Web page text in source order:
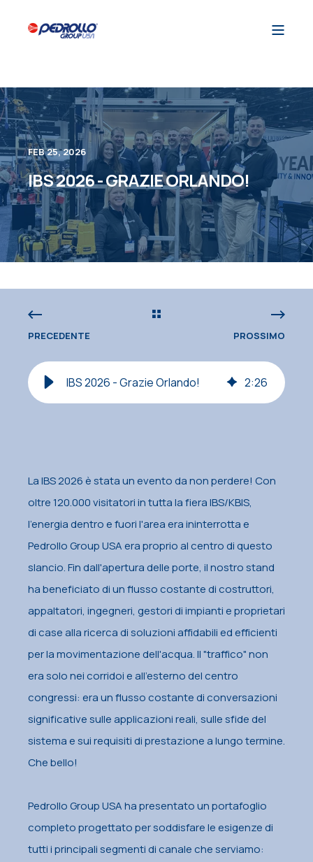
FEB 25, 2026
IBS 2026 - GRAZIE ORLANDO!
PRECEDENTE PROSSIMO
IBS 2026 - Grazie Orlando! 2:26
La IBS 2026 è stata un evento da non perdere! Con
oltre 120.000 visitatori in tutta la fiera IBS/KBIS,
l'energia dentro e fuori l'area era ininterrotta e
Pedrollo Group USA era proprio al centro di questo
slancio. Fin dall'apertura delle porte, il nostro stand
ha beneficiato di un flusso costante di costruttori,
appaltatori, ingegneri, gestori di impianti e proprietari
di case alla ricerca di soluzioni affidabili ed efficienti
per la movimentazione dell'acqua. Il "traffico" non
era solo nei corridoi e all'esterno del centro
congressi: era un flusso costante di conversazioni
significative sulle applicazioni reali, sulle sfide del
sistema e sui requisiti di prestazione a lungo termine.
Che bello!
Pedrollo Group USA ha presentato un portafoglio
completo progettato per soddisfare le esigenze di
tutti i principali segmenti di canale che serviamo: